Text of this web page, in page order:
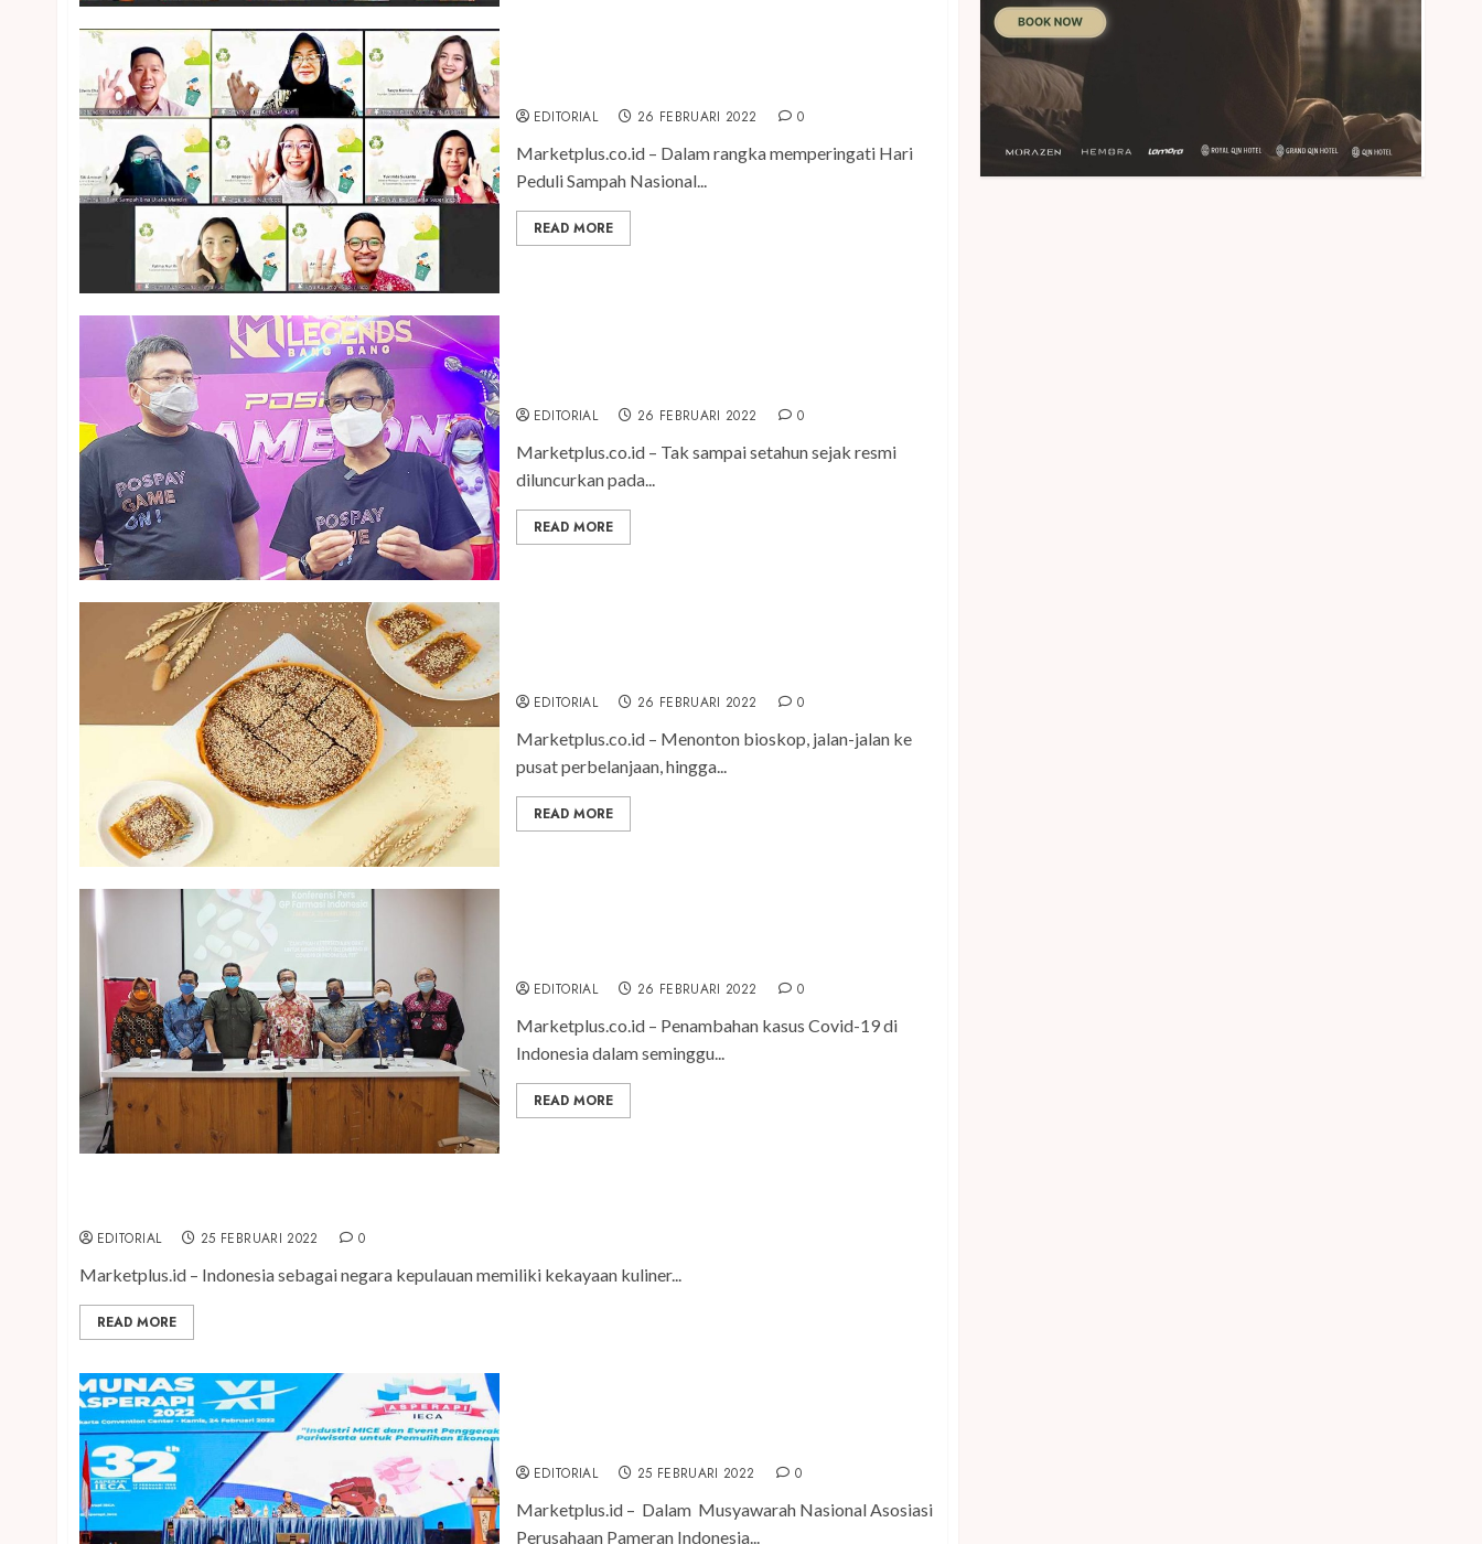
EDITORIAL 26 FEBRUARI 2022 0
Marketplus.co.id – Dalam rangka memperingati Hari
Peduli Sampah Nasional...
READ MORE
EDITORIAL 26 FEBRUARI 2022 0
Marketplus.co.id – Tak sampai setahun sejak resmi
diluncurkan pada...
READ MORE
EDITORIAL 26 FEBRUARI 2022 0
Marketplus.co.id – Menonton bioskop, jalan-jalan ke
pusat perbelanjaan, hingga...
READ MORE
EDITORIAL 26 FEBRUARI 2022 0
Marketplus.co.id – Penambahan kasus Covid-19 di
Indonesia dalam seminggu...
READ MORE
EDITORIAL 25 FEBRUARI 2022 0
Marketplus.id – Indonesia sebagai negara kepulauan memiliki kekayaan kuliner...
READ MORE
EDITORIAL 25 FEBRUARI 2022 0
Marketplus.id – Dalam Musyawarah Nasional Asosiasi
Perusahaan Pameran Indonesia...